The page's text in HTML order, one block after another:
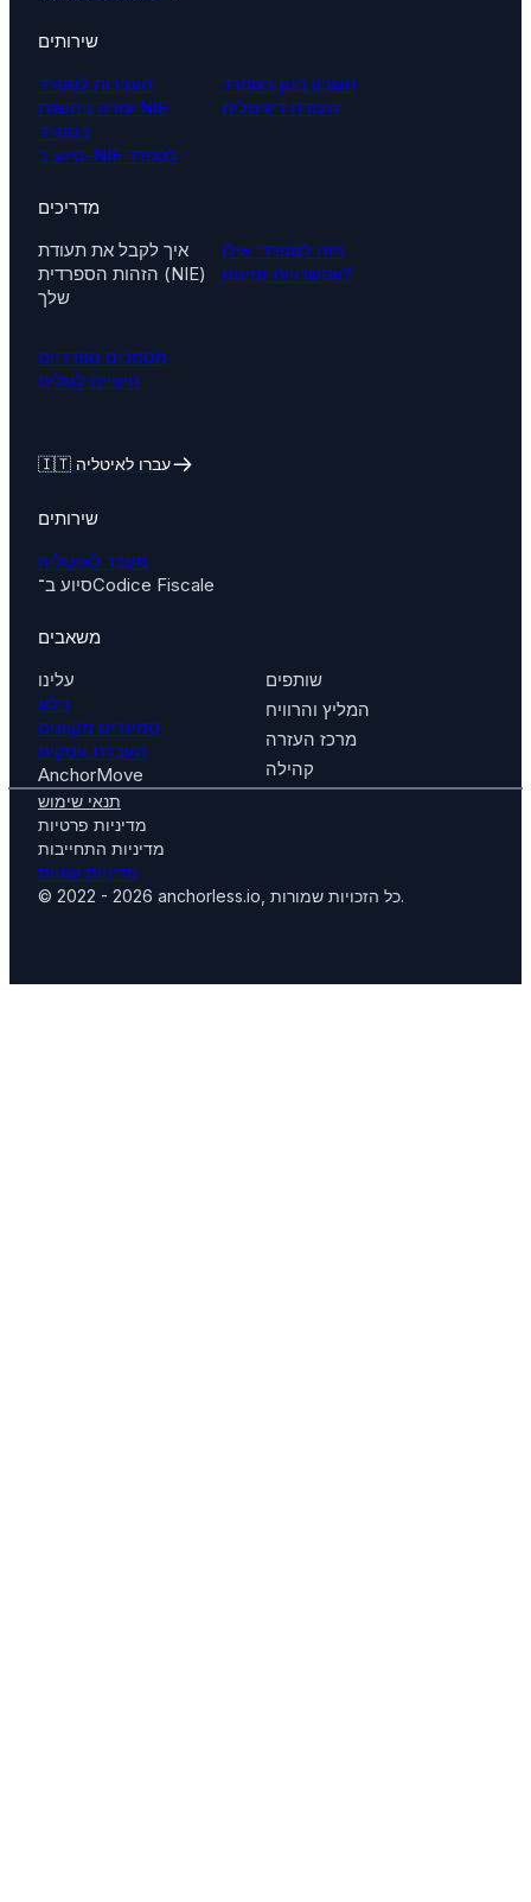
שירותים
העברות לספרד
עזרה בהשגת NIE
בספרד
סיוע ב-NIF לספרד
חשבון בנק בספרד
תעודת דיגיטלית
מדריכים
איך לקבל את תעודת
הזהות הספרדית (NIE)
שלך
ויזה לספרד: אילו
אפשרויות זמינות?
מסמכים ספרדיים
חיוניים לגולים
🇮🇹 עברו לאיטליה
שירותים
מעבר לאיטליה
סיוע ב־Codice Fiscale
משאבים
עלינו
בלוג
סמינרים מקוונים
העברת עסקים
AnchorMove
שותפים
המליץ והרוויח
מרכז העזרה
קהילה
תנאי שימוש
מדיניות פרטיות
מדיניות התחייבות
מדיניות עוגיות
© 2022 - 2026 anchorless.io, כל הזכויות שמורות.